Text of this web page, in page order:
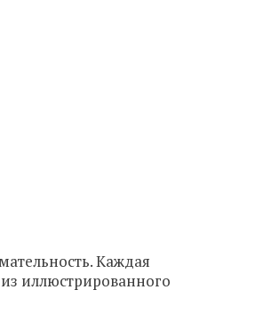
Каждая
иллюстрированного